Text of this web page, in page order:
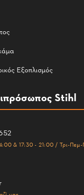
Εξοπλισμός
Stihl
& 17:30 - 21:00 / Τρι-